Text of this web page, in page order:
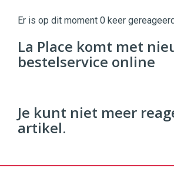
|
Digital
Commercehttps://twinklemagazine.nl
9654
Er is op dit moment 0 keer
La Place komt met
bestelservice online
Je kunt niet meer
artikel.